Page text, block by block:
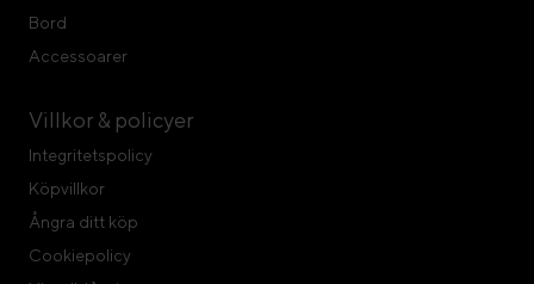
Bord
Accessoarer
Villkor & policyer
Integritetspolicy
Köpvillkor
Ångra ditt köp
Cookiepolicy